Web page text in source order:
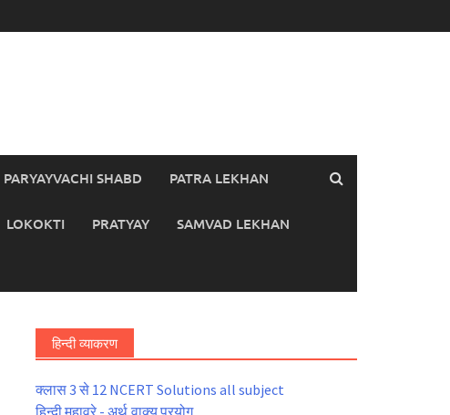
PARYAYVACHI SHABD PATRA LEKHAN
LOKOKTI PRATYAY SAMVAD LEKHAN
हिन्दी व्याकरण
क्लास 3 से 12 NCERT Solutions all subject
हिन्दी मुहावरे - अर्थ,वाक्य प्रयोग